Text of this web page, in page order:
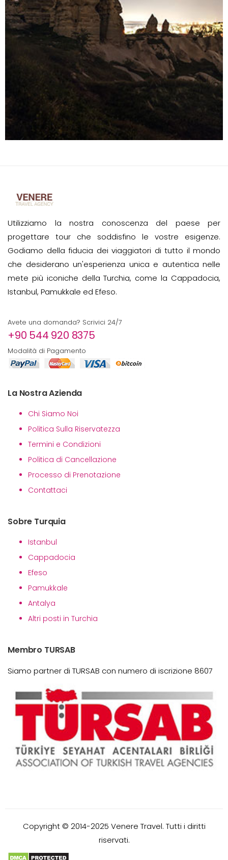
Utilizziamo la nostra conoscenza del paese per
progettare tour che soddisfino le vostre esigenze.
Godiamo della fiducia dei viaggiatori di tutto il mondo
che desiderano un'esperienza unica e autentica nelle
mete più iconiche della Turchia, come la Cappadocia,
Istanbul, Pamukkale ed Efeso.
Avete una domanda? Scrivici 24/7
+90 544 920 8375
Modalità di Pagamento
La Nostra Azienda
Chi Siamo Noi
Politica Sulla Riservatezza
Termini e Condizioni
Politica di Cancellazione
Processo di Prenotazione
Contattaci
Sobre Turquia
Istanbul
Cappadocia
Efeso
Pamukkale
Antalya
Altri posti in Turchia
Membro TURSAB
Siamo partner di TURSAB con numero di iscrizione 8607
Copyright © 2014-2025 Venere Travel. Tutti i diritti
riservati.